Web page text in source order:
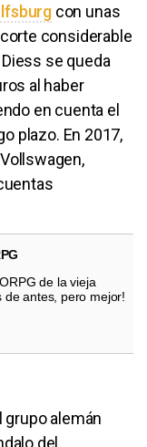
con unas
considerable
se queda
al haber
en cuenta el
plazo. En 2017,
de la vieja
de antes, pero mejor!
grupo alemán
del